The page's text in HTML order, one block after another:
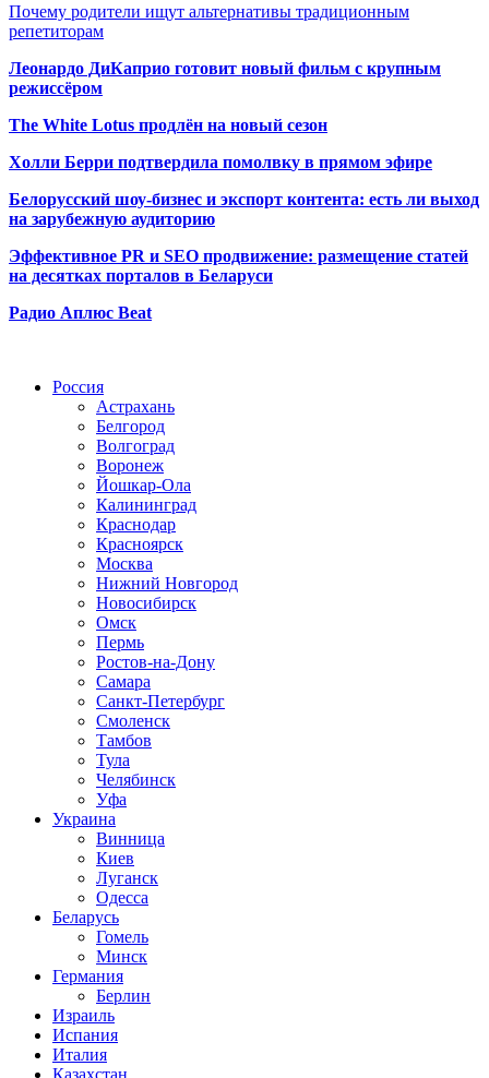
Почему родители ищут альтернативы традиционным
репетиторам
Леонардо ДиКаприо готовит новый фильм с крупным
режиссёром
The White Lotus продлён на новый сезон
Холли Берри подтвердила помолвку в прямом эфире
Белорусский шоу-бизнес и экспорт контента: есть ли выход
на зарубежную аудиторию
Эффективное PR и SEO продвижение: размещение статей
на десятках порталов в Беларуси
Радио Аплюс Beat
Россия
Астрахань
Белгород
Волгоград
Воронеж
Йошкар-Ола
Калининград
Краснодар
Красноярск
Москва
Нижний Новгород
Новосибирск
Омск
Пермь
Ростов-на-Дону
Самара
Санкт-Петербург
Смоленск
Тамбов
Тула
Челябинск
Уфа
Украина
Винница
Киев
Луганск
Одесса
Беларусь
Гомель
Минск
Германия
Берлин
Израиль
Испания
Италия
Казахстан